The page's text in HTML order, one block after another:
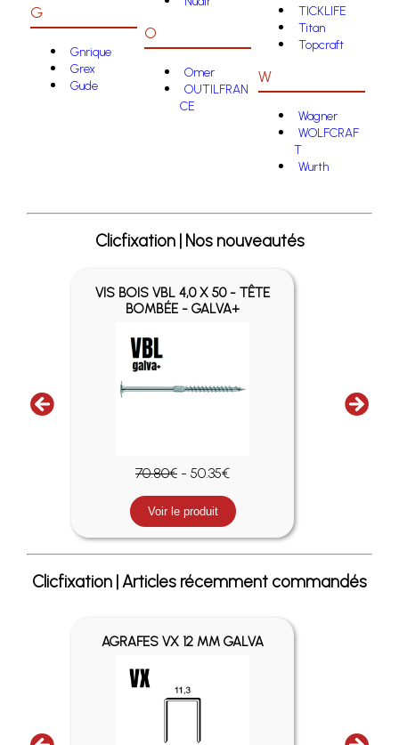
G
Gnrique
Grex
Gude
O
Omer
OUTILFRAN
CE
TICKLIFE
Titan
Topcraft
W
Wagner
WOLFCRAF
T
Wurth
Clicfixation | Nos nouveautés
VIS BOIS VBL 4,0 X 50 - TÊTE
BOMBÉE - GALVA+
70.80€ - 50.35€
Voir le produit
Clicfixation | Articles récemment commandés
AGRAFES VX 12 MM GALVA